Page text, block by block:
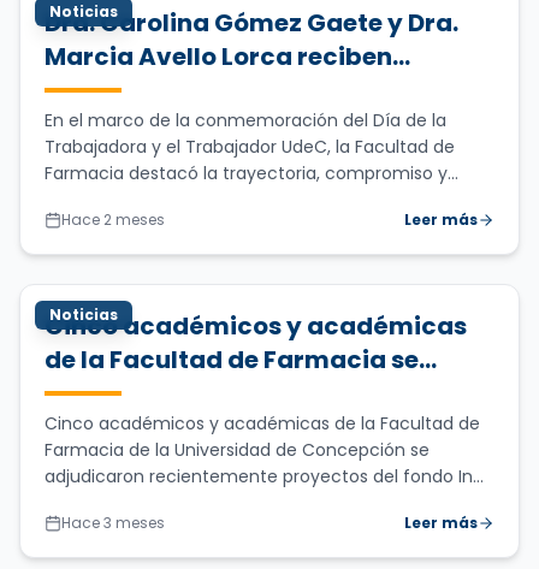
Noticias
Dra. Carolina Gómez Gaete y Dra.
Marcia Avello Lorca reciben
medalla por sus 25 años de
compromiso y trayectoria en la
UdeC
En el marco de la conmemoración del Día de la
Trabajadora y el Trabajador UdeC, la Facultad de
Farmacia destacó la trayectoria, compromiso y...
Hace 2 meses Leer más
Noticias
Cinco académicos y académicas
de la Facultad de Farmacia se
adjudican proyectos Inicia.doc de
los Fondos I3D
Cinco académicos y académicas de la Facultad de
Farmacia de la Universidad de Concepción se
adjudicaron recientemente proyectos del fondo In...
Hace 3 meses Leer más